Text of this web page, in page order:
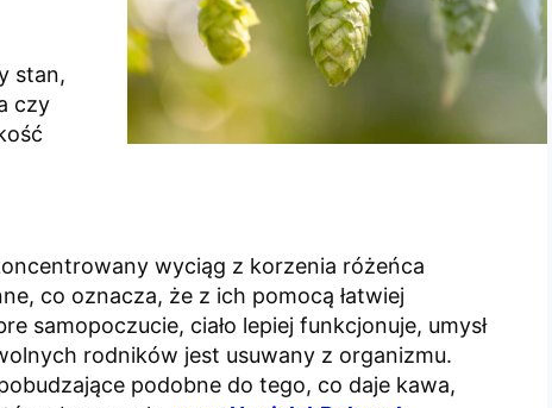
stan,
czy
wyciąg z korzenia różeńca
co oznacza, że z ich pomocą łatwiej
samopoczucie, ciało lepiej funkcjonuje, umysł
rodników jest usuwany z organizmu.
podobne do tego, co daje kawa,